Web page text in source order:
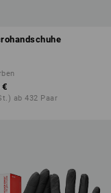
€
ab 432 Paar